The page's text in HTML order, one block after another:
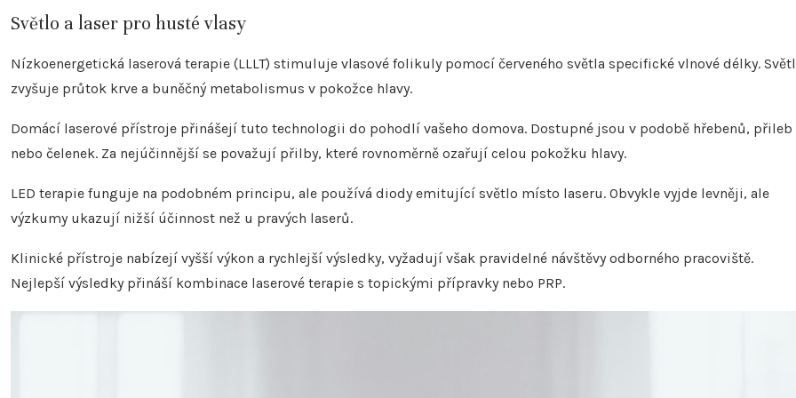
Světlo a laser pro husté vlasy
Nízkoenergetická laserová terapie (LLLT) stimuluje vlasové folikuly pomocí červeného světla specifické vlnové délky.
zvyšuje průtok krve a buněčný metabolismus v pokožce hlavy.
Domácí laserové přístroje přinášejí tuto technologii do pohodlí vašeho domova. Dostupné jsou v podobě hřebenů, přileb
nebo čelenek. Za nejúčinnější se považují přilby, které rovnoměrně ozařují celou pokožku hlavy.
LED terapie funguje na podobném principu, ale používá diody emitující světlo místo laseru. Obvykle vyjde levněji, ale
výzkumy ukazují nižší účinnost než u pravých laserů.
Klinické přístroje nabízejí vyšší výkon a rychlejší výsledky, vyžadují však pravidelné návštěvy odborného pracoviště.
Nejlepší výsledky přináší kombinace laserové terapie s topickými přípravky nebo PRP.